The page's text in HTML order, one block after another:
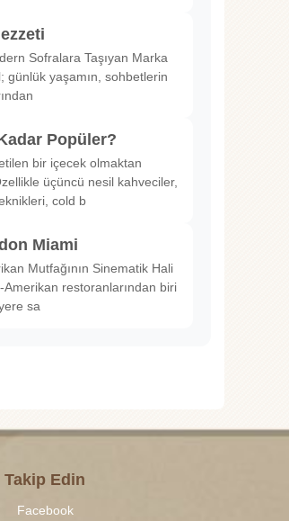
Sofralara Taşıyan Marka
günlük yaşamın, sohbetlerin
Popüler?
bir içecek olmaktan
üçüncü nesil kahveciler,
cold b
Miami
Mutfağının Sinematik Hali
restoranlarından biri
sa
Takip Edin
Facebook